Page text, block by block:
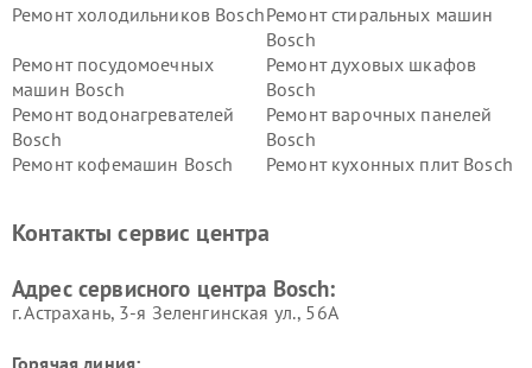
Ремонт холодильников BoschРемонт стиральных машин
Bosch
Ремонт посудомоечных
машин Bosch
Ремонт духовых шкафов
Bosch
Ремонт водонагревателей
Bosch
Ремонт варочных панелей
Bosch
Ремонт кофемашин Bosch
Ремонт кухонных плит Bosch
Ремонт сушильных автоматовРемонт морозильных камер
Контакты сервис центра
Адрес сервисного центра Bosch:
г. Астрахань, 3-я Зеленгинская ул., 56А
Горячая линия: